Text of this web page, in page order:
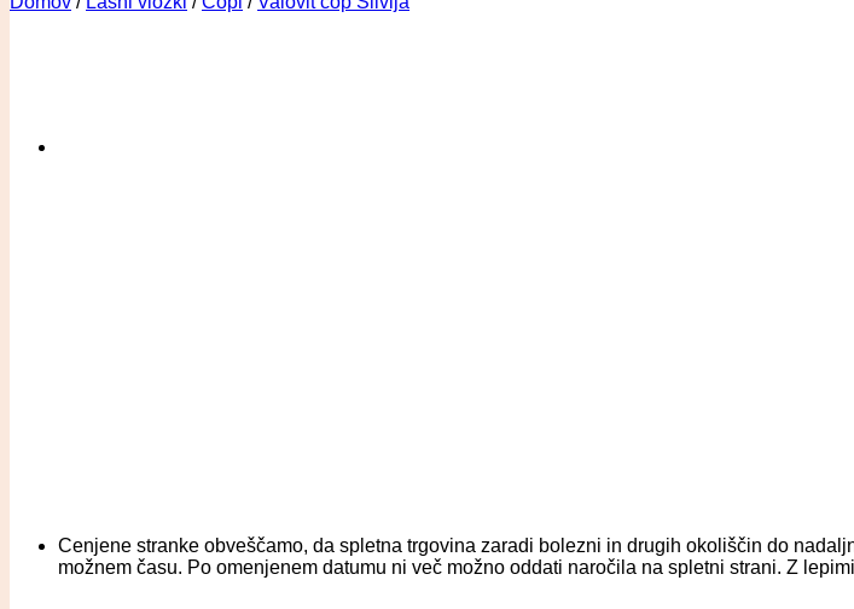
Cenjene stranke obveščamo, da spletna trgovina zaradi bolezni in drugih okoliščin do
možnem času. Po omenjenem datumu ni več možno oddati naročila na spletni strani. Z